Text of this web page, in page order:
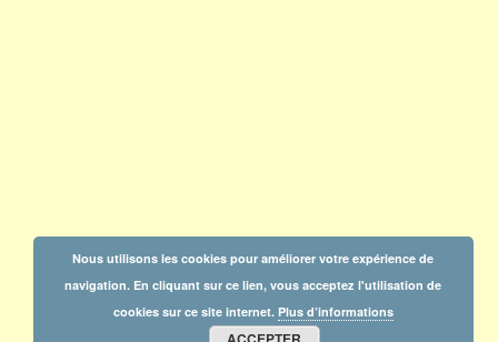
Nous utilisons les cookies pour améliorer votre expérience de
navigation. En cliquant sur ce lien, vous acceptez l'utilisation de
cookies sur ce site internet. Plus d’informations